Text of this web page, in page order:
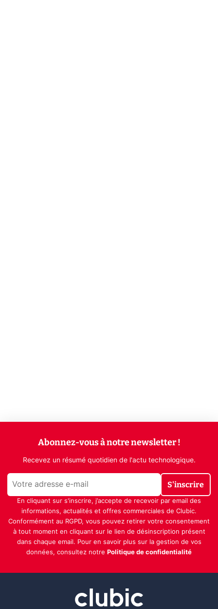
Abonnez-vous à notre newsletter !
Recevez un résumé quotidien de l'actu technologique.
S'inscrire
En cliquant sur s'inscrire, j’accepte de recevoir par email des
informations, actualités et offres commerciales de Clubic.
Conformément au RGPD, vous pouvez retirer votre consentement
à tout moment en cliquant sur le lien de désinscription présent
dans chaque email. Pour en savoir plus sur la gestion de vos
données, consultez notre Politique de confidentialité